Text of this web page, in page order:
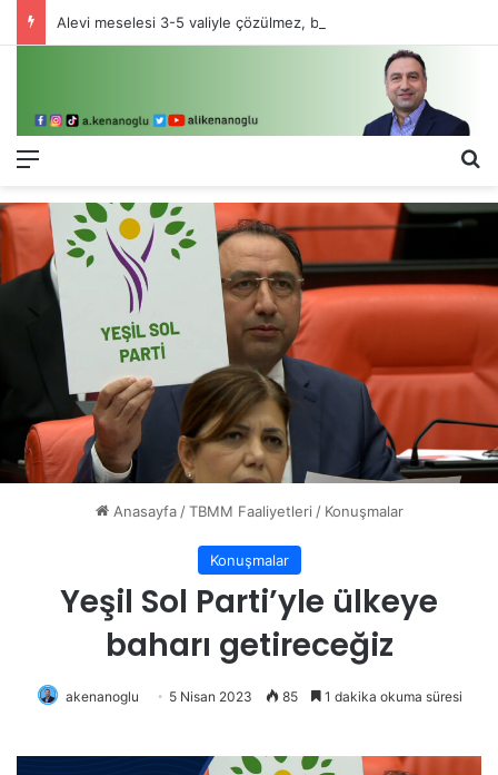
Menü
Anasayfa / TBMM Faaliyetleri / Konuşmalar
Konuşmalar
Yeşil Sol Parti’yle ülkeye
baharı getireceğiz
akenanoglu 5 Nisan 2023 85 1 dakika okuma süresi